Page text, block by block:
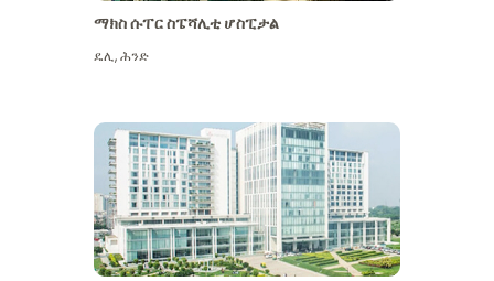
ማክስ ሱፐር ስፔሻሊቲ ሆስፒታል
ዴሊ,ሕንድ